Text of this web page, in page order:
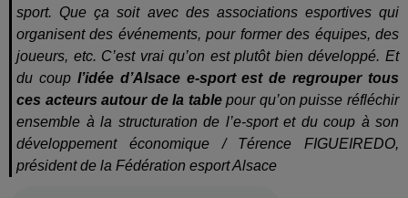
sport. Que ça soit avec des associations esportives qui
organisent des événements, pour former des équipes, des
joueurs, etc. C’est vrai qu’on est plutôt bien développé. Et
du coupl’idée d’Alsace e-sport est de regrouper tous
ces acteurs autour de la tablepour qu’on puisse réfléchir
ensemble à la structuration de l’e-sport et du coup à son
développement économique / Térence FIGUEIREDO,
président de la Fédération esport Alsace